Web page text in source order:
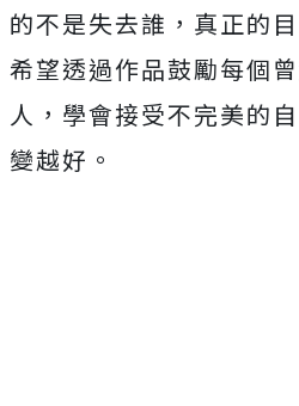
的不是失去誰，真正的
希望透過作品鼓勵每個
人， 學會接受不完美的
變越好。